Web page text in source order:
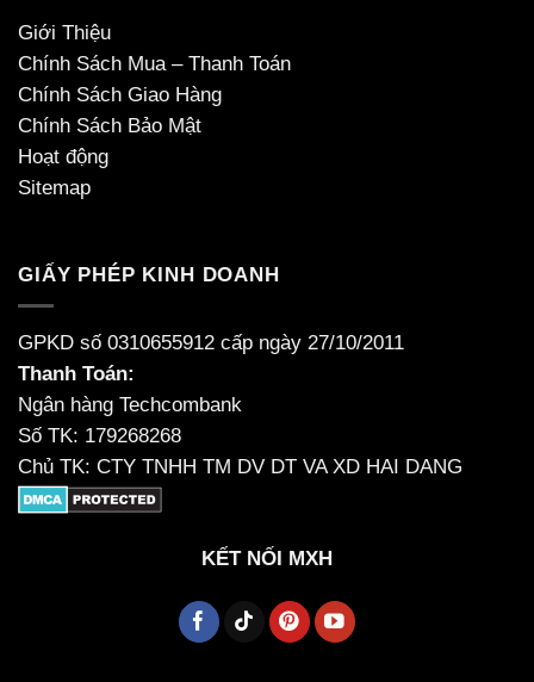
Giới Thiệu
Chính Sách Mua – Thanh Toán
Chính Sách Giao Hàng
Chính Sách Bảo Mật
Hoạt động
Sitemap
GIẤY PHÉP KINH DOANH
GPKD số 0310655912 cấp ngày 27/10/2011
Thanh Toán:
Ngân hàng Techcombank
Số TK: 179268268
Chủ TK: CTY TNHH TM DV DT VA XD HAI DANG
KẾT NỐI MXH